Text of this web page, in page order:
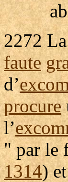
2272
faute
d’
procure
l’
" par le
1314)